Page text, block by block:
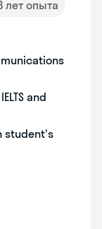
лет опыта
and
student's